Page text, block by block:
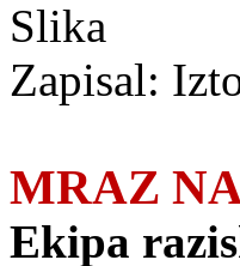
Zapisal:
MRAZ
Ekipa